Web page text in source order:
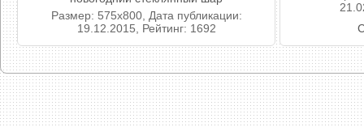
Размер: 575x800, Дата публикации:
19.12.2015, Рейтинг: 1692